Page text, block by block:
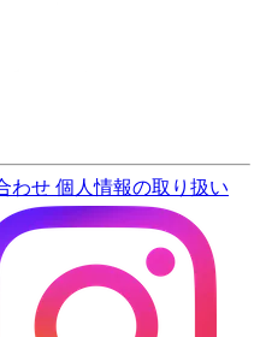
わせ 個人情報の取り扱い